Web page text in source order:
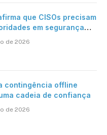
que CISOs precisam
em segurança
impostos pela Inteligência
de 2026
contingência offline
cadeia de confiança
de 2026